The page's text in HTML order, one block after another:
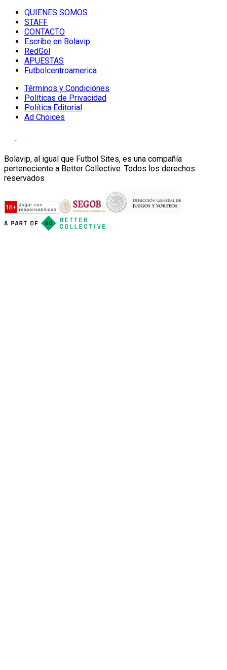
QUIENES SOMOS
STAFF
CONTACTO
Escribe en Bolavip
RedGol
APUESTAS
Futbolcentroamerica
Términos y Condiciones
Políticas de Privacidad
Política Editorial
Ad Choices
Bolavip, al igual que Futbol Sites, es una compañía
perteneciente a Better Collective. Todos los derechos
reservados